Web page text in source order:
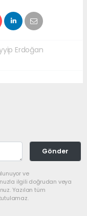
Erdoğan
Gönder
ve
ilgili doğrudan veya
Yazılan tüm